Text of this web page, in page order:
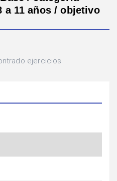
a 11 años / objetivo
ejercicios